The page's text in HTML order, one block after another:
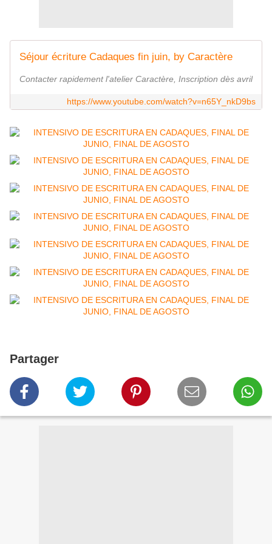
Séjour écriture Cadaques fin juin, by Caractère
Contacter rapidement l'atelier Caractère, Inscription dès avril
https://www.youtube.com/watch?v=n65Y_nkD9bs
Partager